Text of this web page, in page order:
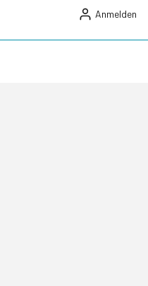
Anmelden